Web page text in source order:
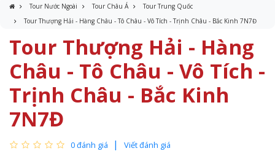
Tour Nước Ngoài Tour Châu Á
Tour Trung Quốc
Tour Thượng Hải - Hàng Châu - Tô Châu - Vô Tích - Trịnh Châu - Bắc Kinh 7N7Đ
Tour Thượng Hải - Hàng
Châu - Tô Châu - Vô Tích -
Trịnh Châu - Bắc Kinh
7N7Đ
0 đánh giá Viết đánh giá